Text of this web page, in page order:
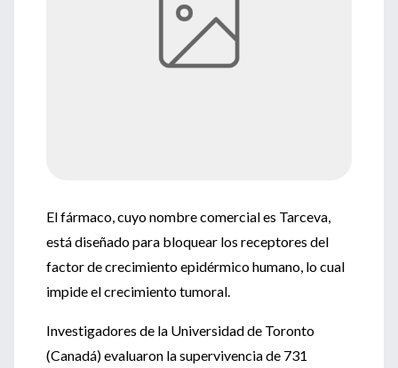
El fármaco, cuyo nombre comercial es Tarceva,
está diseñado para bloquear los receptores del
factor de crecimiento epidérmico humano, lo cual
impide el crecimiento tumoral.
Investigadores de la Universidad de Toronto
(Canadá) evaluaron la supervivencia de 731